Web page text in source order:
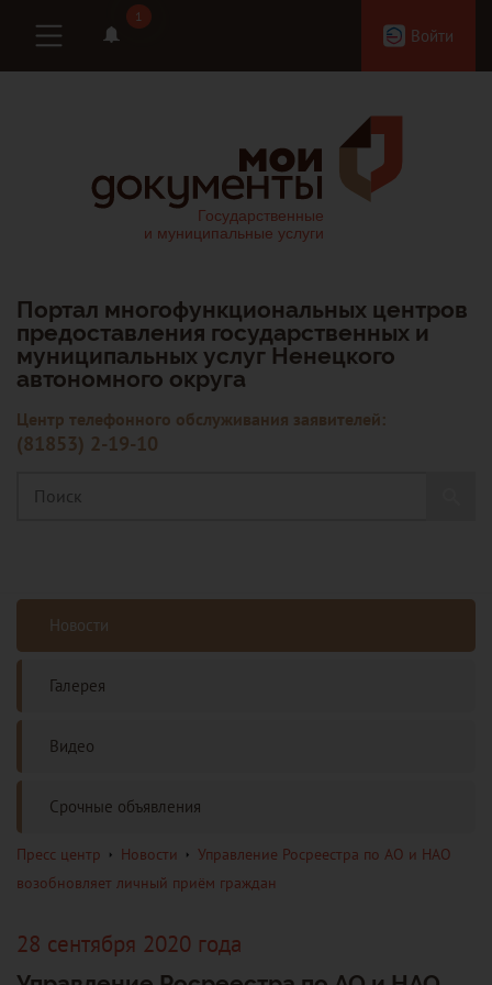
1
1
Войти
Портал многофункциональных центров
предоставления государственных и
муниципальных услуг Ненецкого
автономного округа
Центр телефонного обслуживания заявителей:
(81853) 2-19-10
Новости
Галерея
Видео
Срочные объявления
Пресс центр Новости
Управление Росреестра по АО и НАО
возобновляет личный приём граждан
28 сентября 2020 года